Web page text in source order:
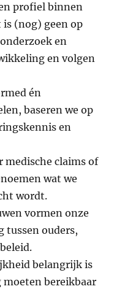
profiel binnen
(nog) geen op
en
en volgen
én
baseren we op
en
medische claims of
wat we
wordt.
vormen onze
tussen ouders,
belangrijk is
bereikbaar